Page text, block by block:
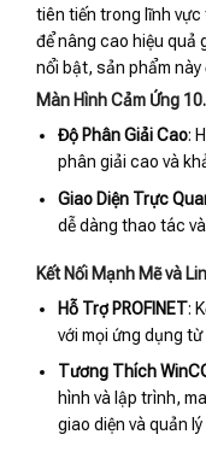
tiên tiến trong lĩnh
để nâng cao hiệu quả
nổi bật, sản phẩm
Màn Hình Cảm Ứng
Độ Phân Giải Cao:
phân giải cao và
Giao Diện Trực
dễ dàng thao tác
Kết Nối Mạnh Mẽ và
Hỗ Trợ PROFINET:
với mọi ứng dụng
Tương Thích
hình và lập trình,
giao diện và quản lý